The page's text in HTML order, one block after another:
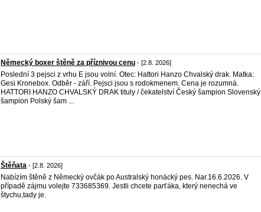
Německý boxer štěně za příznivou cenu - [2.8. 2026]
Poslední 3 pejsci z vrhu E jsou volní. Otec: Hattori Hanzo Chvalský drak. Matka:
Gesi Kronebox. Odběr - září. Pejsci jsou s rodokmenem. Cena je rozumná.
HATTORI HANZO CHVALSKÝ DRAK tituly / čekatelství Český šampion Slovenský
šampion Polský šam ...
Štěňata - [2.8. 2026]
Nabízím štěně z Německý ovčák po Australský honácký pes. Nar.16.6.2026. V
případě zájmu volejte 733685369. Jestli chcete parťáka, který nenechá ve
štychu,tady je.